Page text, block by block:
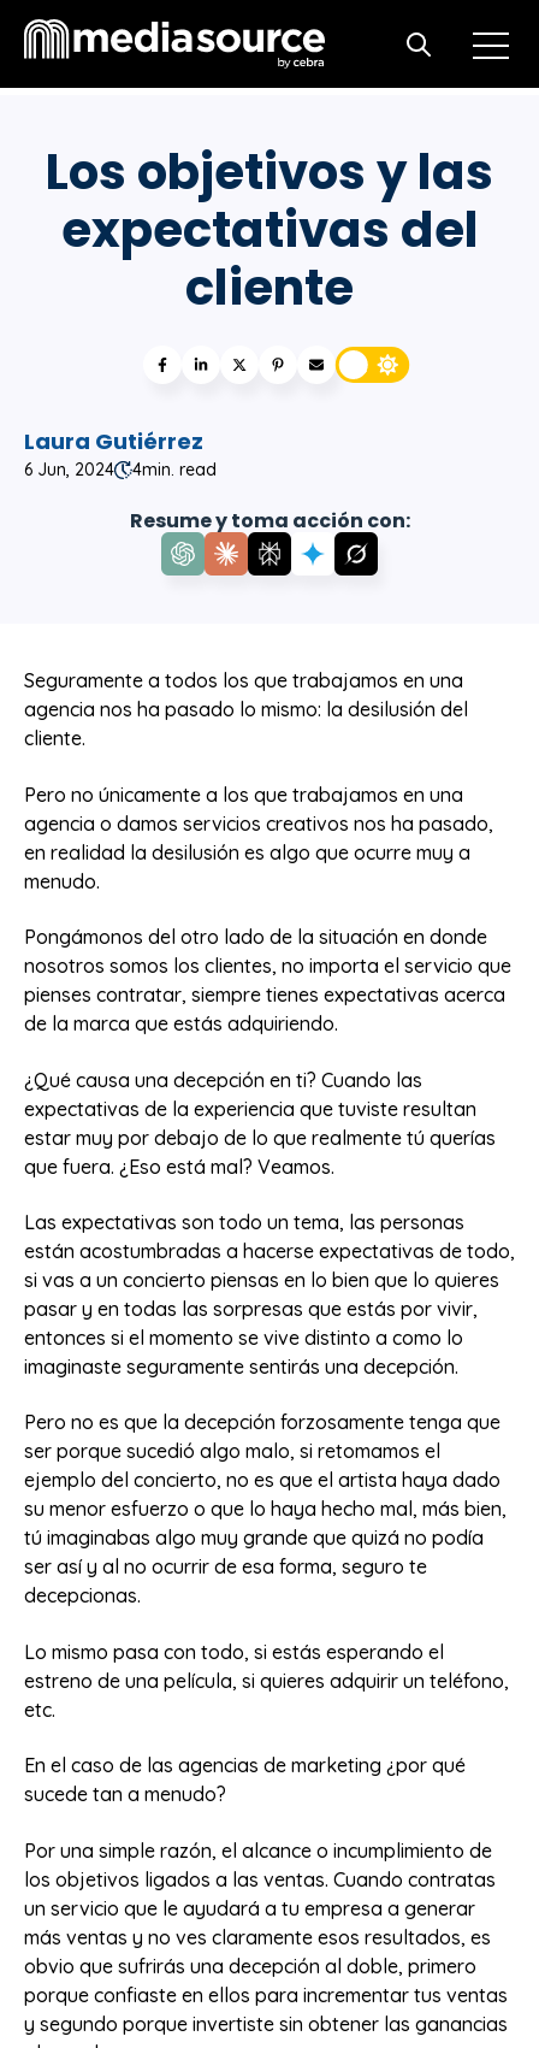
Open
Open search
Los objetivos y las
expectativas del
cliente
Laura Gutiérrez
6 Jun, 2024 4min. read
Resume y toma acción con:
Seguramente a todos los que trabajamos en una
agencia nos ha pasado lo mismo: la desilusión del
cliente.
Pero no únicamente a los que trabajamos en una
agencia o damos servicios creativos nos ha pasado,
en realidad la desilusión es algo que ocurre muy a
menudo.
Pongámonos del otro lado de la situación en donde
nosotros somos los clientes, no importa el servicio que
pienses contratar, siempre tienes expectativas acerca
de la marca que estás adquiriendo.
¿Qué causa una decepción en ti? Cuando las
expectativas de la experiencia que tuviste resultan
estar muy por debajo de lo que realmente tú querías
que fuera. ¿Eso está mal? Veamos.
Las expectativas son todo un tema, las personas
están acostumbradas a hacerse expectativas de todo,
si vas a un concierto piensas en lo bien que lo quieres
pasar y en todas las sorpresas que estás por vivir,
entonces si el momento se vive distinto a como lo
imaginaste seguramente sentirás una decepción.
Pero no es que la decepción forzosamente tenga que
ser porque sucedió algo malo, si retomamos el
ejemplo del concierto, no es que el artista haya dado
su menor esfuerzo o que lo haya hecho mal, más bien,
tú imaginabas algo muy grande que quizá no podía
ser así y al no ocurrir de esa forma, seguro te
decepcionas.
Lo mismo pasa con todo, si estás esperando el
estreno de una película, si quieres adquirir un teléfono,
etc.
En el caso de las agencias de marketing ¿por qué
sucede tan a menudo?
Por una simple razón, el alcance o incumplimiento de
los objetivos ligados a las ventas. Cuando contratas
un servicio que le ayudará a tu empresa a generar
más ventas y no ves claramente esos resultados, es
obvio que sufrirás una decepción al doble, primero
porque confiaste en ellos para incrementar tus ventas
y segundo porque invertiste sin obtener las ganancias